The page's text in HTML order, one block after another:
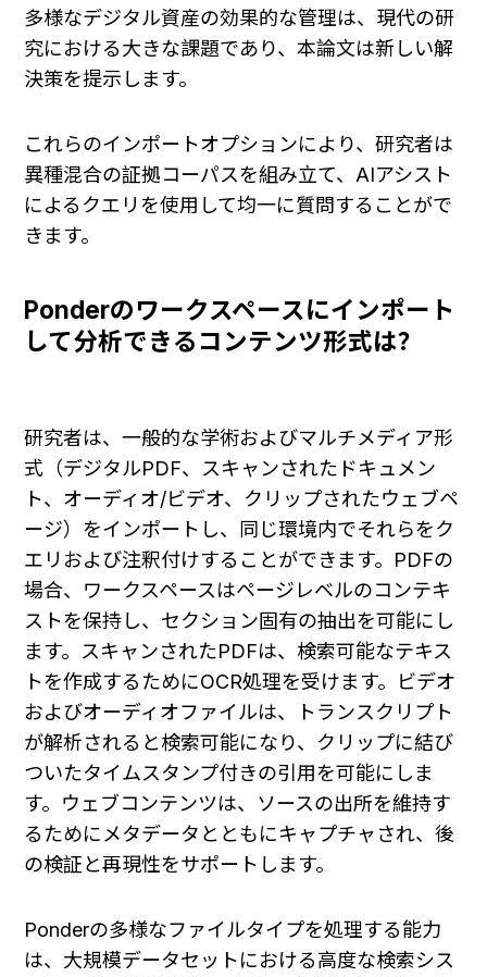
多様なデジタル資産の効果的な管理は、現代の研
究における大きな課題であり、本論文は新しい解
決策を提示します。
これらのインポートオプションにより、研究者は
異種混合の証拠コーパスを組み立て、AIアシスト
によるクエリを使用して均一に質問することがで
きます。
Ponderのワークスペースにインポート
して分析できるコンテンツ形式は？
研究者は、一般的な学術およびマルチメディア形
式（デジタルPDF、スキャンされたドキュメン
ト、オーディオ/ビデオ、クリップされたウェブペ
ージ）をインポートし、同じ環境内でそれらをク
エリおよび注釈付けすることができます。PDFの
場合、ワークスペースはページレベルのコンテキ
ストを保持し、セクション固有の抽出を可能にし
ます。スキャンされたPDFは、検索可能なテキス
トを作成するためにOCR処理を受けます。ビデオ
およびオーディオファイルは、トランスクリプト
が解析されると検索可能になり、クリップに結び
ついたタイムスタンプ付きの引用を可能にしま
す。ウェブコンテンツは、ソースの出所を維持す
るためにメタデータとともにキャプチャされ、後
の検証と再現性をサポートします。
Ponderの多様なファイルタイプを処理する能力
は、大規模データセットにおける高度な検索シス